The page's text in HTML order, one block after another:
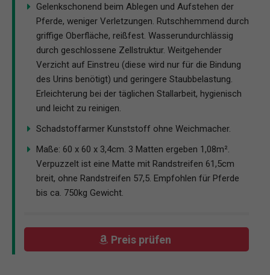
Gelenkschonend beim Ablegen und Aufstehen der
Pferde, weniger Verletzungen. Rutschhemmend durch
griffige Oberfläche, reißfest. Wasserundurchlässig
durch geschlossene Zellstruktur. Weitgehender
Verzicht auf Einstreu (diese wird nur für die Bindung
des Urins benötigt) und geringere Staubbelastung.
Erleichterung bei der täglichen Stallarbeit, hygienisch
und leicht zu reinigen.
Schadstoffarmer Kunststoff ohne Weichmacher.
Maße: 60 x 60 x 3,4cm. 3 Matten ergeben 1,08m².
Verpuzzelt ist eine Matte mit Randstreifen 61,5cm
breit, ohne Randstreifen 57,5. Empfohlen für Pferde
bis ca. 750kg Gewicht.
Preis prüfen